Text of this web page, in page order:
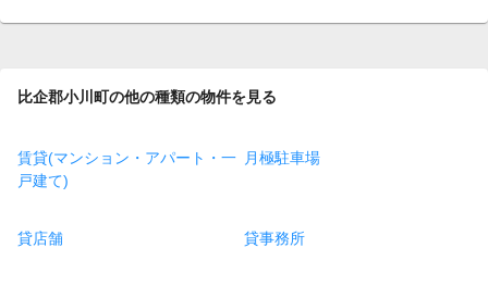
page
比企郡小川町の他の種類の物件を見る
賃貸(マンション・アパート・一
戸建て)
月極駐車場
貸店舗 貸事務所